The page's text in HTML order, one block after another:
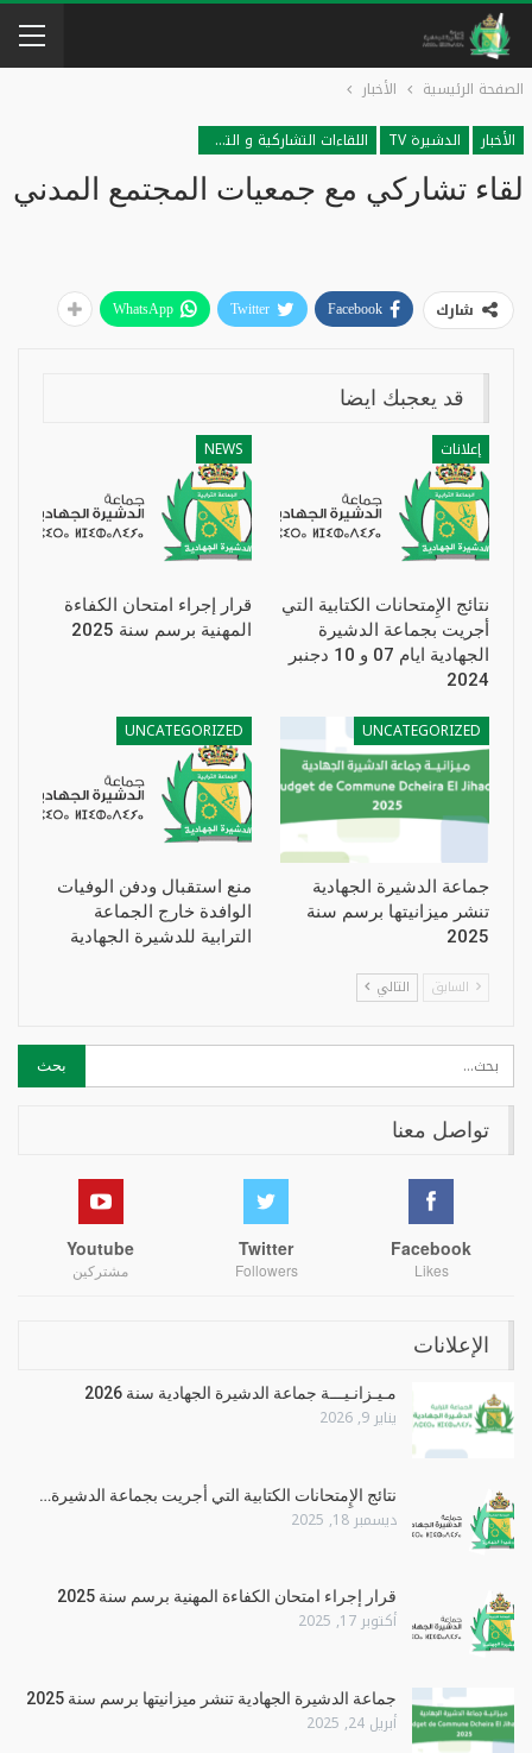
الصفحة الرئيسية
الأخبار
الأخبار
الدشيرة TV اللقاءات التشاركية و التشاورية
لقاء تشاركي مع جمعيات المجتمع المدني
شارك Facebook
Twitter
WhatsApp
قد يعجبك ايضا
إعلانات
نتائج الإِمتحانات الكتابية التي
أجريت بجماعة الدشيرة
الجهادية ايام 07 و 10 دجنبر
2024
NEWS
قرار إجراء امتحان الكفاءة
المهنية برسم سنة 2025
UNCATEGORIZED
جماعة الدشيرة الجهادية
تنشر ميزانيتها برسم سنة
2025
UNCATEGORIZED
منع استقبال ودفن الوفيات
الوافدة خارج الجماعة
الترابية للدشيرة الجهادية
السابق التالي
تواصل معنا
Facebook
Likes
Twitter
Followers
Youtube
مشتركين
الإعلانات
مـيـزانـيـــة جماعة الدشيرة الجهادية سنة 2026
يناير 9, 2026
نتائج الإِمتحانات الكتابية التي أجريت بجماعة الدشيرة…
ديسمبر 18, 2025
قرار إجراء امتحان الكفاءة المهنية برسم سنة 2025
أكتوبر 17, 2025
جماعة الدشيرة الجهادية تنشر ميزانيتها برسم سنة 2025
أبريل 24, 2025